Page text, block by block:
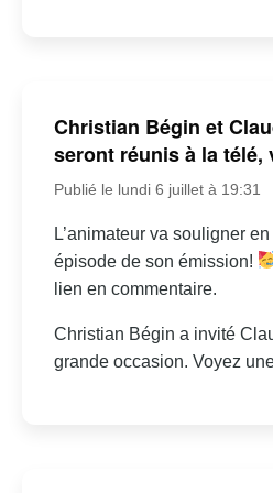
Christian Bégin et
seront réunis à la télé,
Publié le lundi 6 juillet à 19:31
L’animateur va souligner
épisode de son émission!
lien en commentaire.
Christian Bégin a invité
grande occasion. Voyez